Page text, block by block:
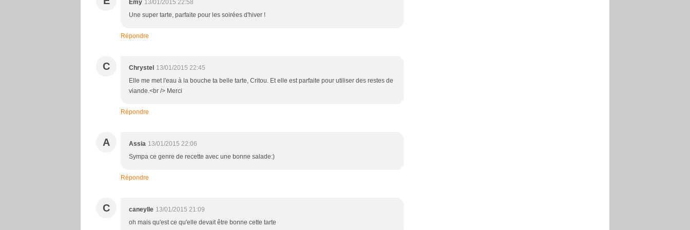
Emy 13/01/2015 22:58
Une super tarte, parfaite pour les soirées d'hiver !
Répondre
C Chrystel 13/01/2015 22:45
Elle me met l'eau à la bouche ta belle tarte, Critou. Et elle est parfaite pour utiliser des restes de
viande.<br /> Merci
Répondre
A Assia 13/01/2015 22:06
Sympa ce genre de recette avec une bonne salade:)
Répondre
C caneylle 13/01/2015 21:09
oh mais qu'est ce qu'elle devait être bonne cette tarte